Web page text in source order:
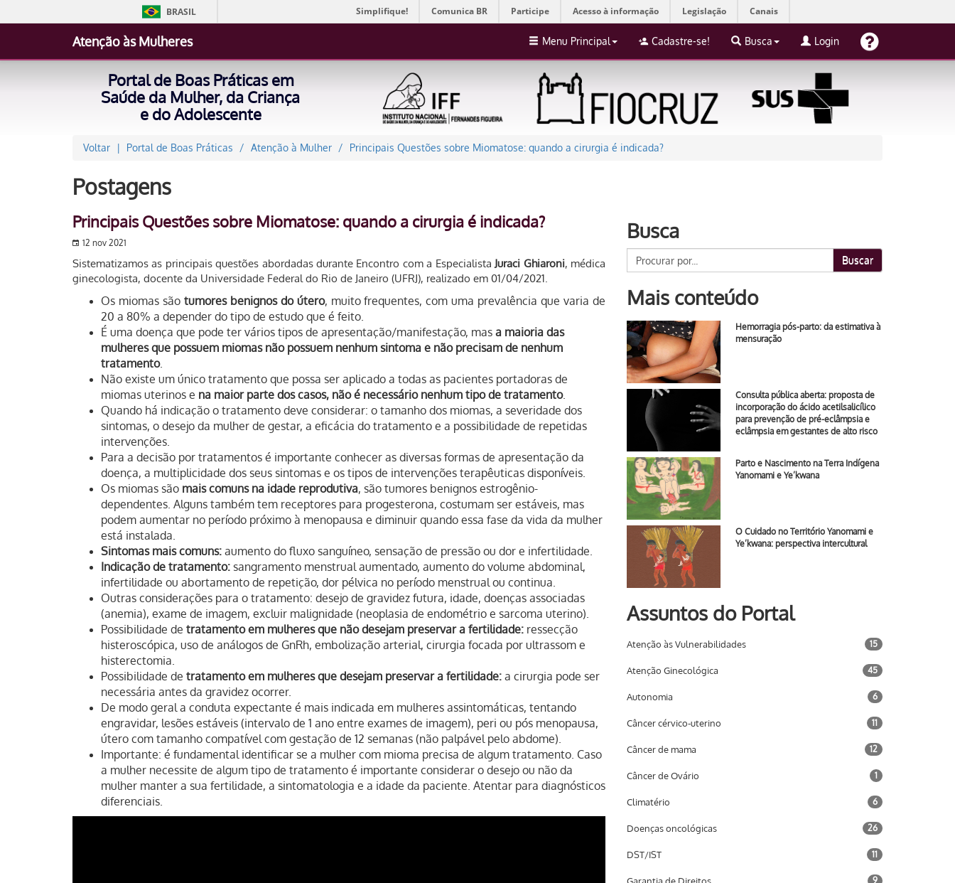
BRASIL Simplifique! Comunica BR Participe Acesso à informação Legislação Canais
Atenção às Mulheres Menu Principal Cadastre-se! Busca Login
Portal de Boas Práticas em
Saúde da Mulher, da Criança
e do Adolescente
Voltar Portal de Boas Práticas Atenção à Mulher Principais Questões sobre Miomatose: quando a cirurgia é indicada?
Postagens
Principais Questões sobre Miomatose: quando a cirurgia é indicada?
12 nov 2021
Sistematizamos as principais questões abordadas durante Encontro com a EspecialistaJuraci Ghiaroni, médica
ginecologista, docente da Universidade Federal do Rio de Janeiro (UFRJ), realizado em 01/04/2021.
Os miomas são tumores benignos do útero, muito frequentes, com uma prevalência que varia de
20 a 80% a depender do tipo de estudo que é feito.
É uma doença que pode ter vários tipos de apresentação/manifestação, mas a maioria das
mulheres que possuem miomas não possuem nenhum sintoma e não precisam de nenhum
tratamento.
Não existe um único tratamento que possa ser aplicado a todas as pacientes portadoras de
miomas uterinos e na maior parte dos casos, não é necessário nenhum tipo de tratamento.
Quando há indicação o tratamento deve considerar: o tamanho dos miomas, a severidade dos
sintomas, o desejo da mulher de gestar, a eficácia do tratamento e a possibilidade de repetidas
intervenções.
Para a decisão por tratamentos é importante conhecer as diversas formas de apresentação da
doença, a multiplicidade dos seus sintomas e os tipos de intervenções terapêuticas disponíveis.
Os miomas são mais comuns na idade reprodutiva, são tumores benignos estrogênio-
dependentes. Alguns também tem receptores para progesterona, costumam ser estáveis, mas
podem aumentar no período próximo à menopausa e diminuir quando essa fase da vida da mulher
está instalada.
Sintomas mais comuns: aumento do fluxo sanguíneo, sensação de pressão ou dor e infertilidade.
Indicação de tratamento: sangramento menstrual aumentado, aumento do volume abdominal,
infertilidade ou abortamento de repetição, dor pélvica no período menstrual ou continua.
Outras considerações para o tratamento: desejo de gravidez futura, idade, doenças associadas
(anemia), exame de imagem, excluir malignidade (neoplasia de endométrio e sarcoma uterino).
Possibilidade de tratamento em mulheres que não desejam preservar a fertilidade: ressecção
histeroscópica, uso de análogos de GnRh, embolização arterial, cirurgia focada por ultrassom e
histerectomia.
Possibilidade de tratamento em mulheres que desejam preservar a fertilidade: a cirurgia pode ser
necessária antes da gravidez ocorrer.
De modo geral a conduta expectante é mais indicada em mulheres assintomáticas, tentando
engravidar, lesões estáveis (intervalo de 1 ano entre exames de imagem), peri ou pós menopausa,
útero com tamanho compatível com gestação de 12 semanas (não palpável pelo abdome).
Importante: é fundamental identificar se a mulher com mioma precisa de algum tratamento. Caso
a mulher necessite de algum tipo de tratamento é importante considerar o desejo ou não da
mulher manter a sua fertilidade, a sintomatologia e a idade da paciente. Atentar para diagnósticos
diferenciais.
Busca
Buscar
Mais conteúdo
Hemorragia pós-parto: da estimativa à
mensuração
Consulta pública aberta: proposta de
incorporação do ácido acetilsalicílico
para prevenção de pré-eclâmpsia e
eclâmpsia em gestantes de alto risco
Parto e Nascimento na Terra Indígena
Yanomami e Ye’kwana
O Cuidado no Território Yanomami e
Ye’kwana: perspectiva intercultural
Assuntos do Portal
Atenção às Vulnerabilidades 15
Atenção Ginecológica 45
Autonomia 6
Câncer cérvico-uterino 11
Câncer de mama 12
Câncer de Ovário 1
Climatério 6
Doenças oncológicas 26
DST/IST 11
9